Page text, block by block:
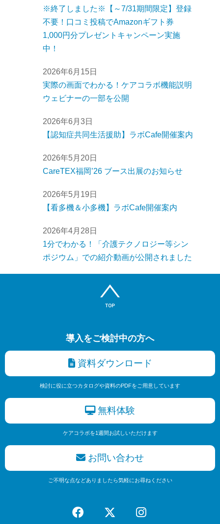
※終了しました※【～7/31期間限定】登録
不要！口コミ投稿でAmazonギフト券
1,000円分プレゼントキャンペーン実施
中！
2026年6月15日
実際の画面でわかる！ケアコラボ機能説明
ウェビナーの一部を公開
2026年6月3日
【認知症共同生活援助】ラボCafe開催案内
2026年5月20日
CareTEX福岡’26 ブース出展のお知らせ
2026年5月19日
【看多機＆小多機】ラボCafe開催案内
2026年4月28日
1分でわかる！「介護テクノロジー等シン
ポジウム」での紹介動画が公開されました
導入をご検討中の方へ
資料ダウンロード
検討に役に立つカタログや資料のPDFをご用意しています
無料体験
ケアコラボを1週間お試しいただけます
お問い合わせ
ご不明な点などありましたら気軽にお尋ねください